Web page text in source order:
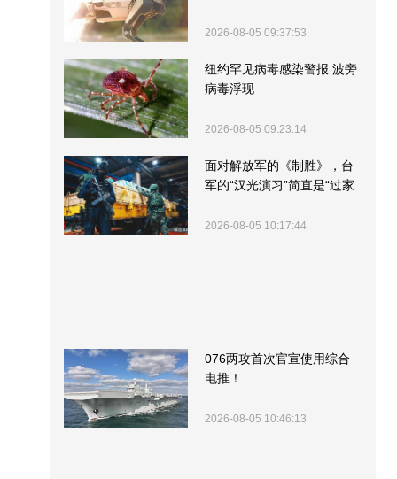
2026-08-05 09:37:53
纽约罕见病毒感染警报 波旁
病毒浮现
2026-08-05 09:23:14
面对解放军的《制胜》，台
军的“汉光演习”简直是“过家
2026-08-05 10:17:44
076两攻首次官宣使用综合
电推！
2026-08-05 10:46:13